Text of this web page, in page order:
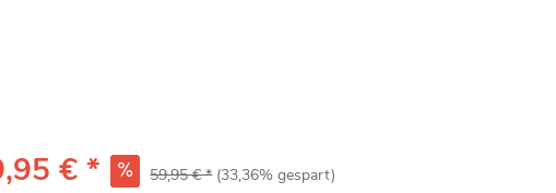
€ * 59,95 € * (33,36% gespart)